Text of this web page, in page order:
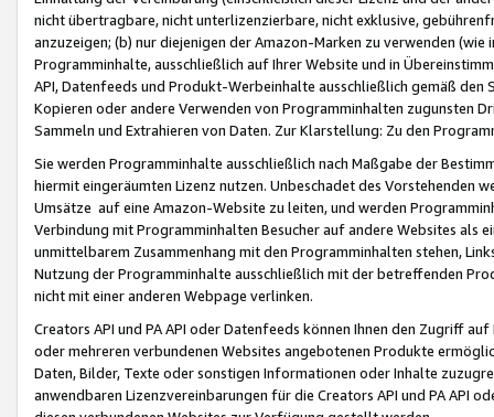
nicht übertragbare, nicht unterlizenzierbare, nicht exklusive,
anzuzeigen; (b) nur diejenigen der Amazon-Marken zu verwenden
Programminhalte, ausschließlich auf Ihrer Website und in
API, Datenfeeds und Produkt-Werbeinhalte ausschließlich gemäß
Kopieren oder andere Verwenden von Programminhalten zugunsten
Sammeln und Extrahieren von Daten. Zur Klarstellung: Zu den
Sie werden Programminhalte ausschließlich nach Maßgabe der
hiermit eingeräumten Lizenz nutzen. Unbeschadet des Vorstehenden
Umsätze auf eine Amazon-Website zu leiten, und werden
Verbindung mit Programminhalten Besucher auf andere Websites als
unmittelbarem Zusammenhang mit den Programminhalten stehen,
Nutzung der Programminhalte ausschließlich mit der betreffenden
nicht mit einer anderen Webpage verlinken.
Creators API und PA API oder Datenfeeds können Ihnen den Zugriff
oder mehreren verbundenen Websites angebotenen Produkte
Daten, Bilder, Texte oder sonstigen Informationen oder Inhalte
anwendbaren Lizenzvereinbarungen für die Creators API und PA API